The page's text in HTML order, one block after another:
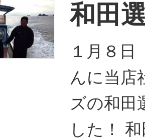
和田
１月８日
んに当店
ズの和田
した！